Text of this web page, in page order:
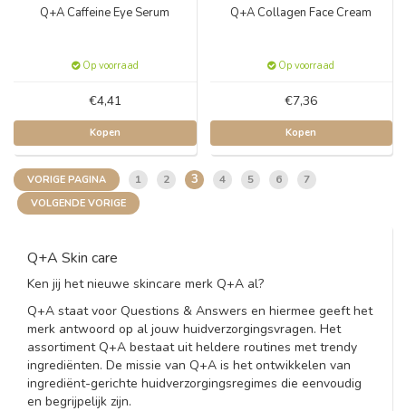
Q+A Caffeine Eye Serum
Op voorraad
€4,41
Kopen
Q+A Collagen Face Cream
Op voorraad
€7,36
Kopen
VORIGE PAGINA 1 2 3 4 5 6 7
VOLGENDE VORIGE
Q+A Skin care
Ken jij het nieuwe skincare merk Q+A al?
Q+A staat voor Questions & Answers en hiermee geeft het
merk antwoord op al jouw huidverzorgingsvragen. Het
assortiment Q+A bestaat uit heldere routines met trendy
ingrediënten. De missie van Q+A is het ontwikkelen van
ingrediënt-gerichte huidverzorgingsregimes die eenvoudig
en begrijpelijk zijn.